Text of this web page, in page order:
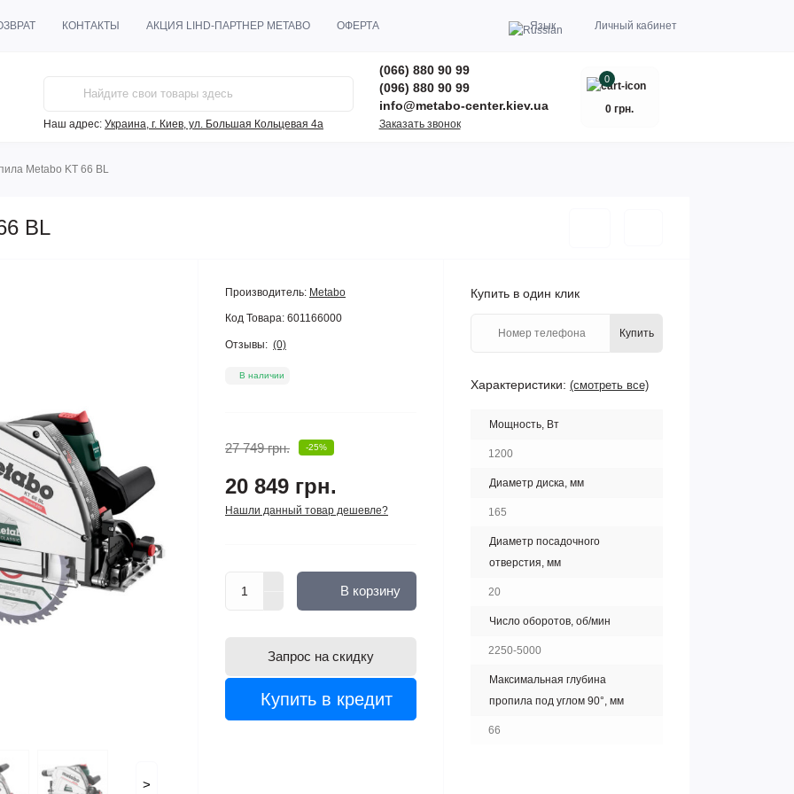
КОНТАКТЫ АКЦИЯ LIHD-ПАРТНЕР METABO ОФЕРТА Язык Личный кабинет
Наш адрес: Украина, г. Киев, ул. Большая Кольцевая 4а
(066) 880 90 99
(096) 880 90 99
info@metabo-center.kiev.ua
Заказать звонок
0
0 грн.
Metabo KT 66 BL
BL
>
Производитель: Metabo
Код Товара: 601166000
Отзывы: (0)
В наличии
27 749 грн. -25%
20 849 грн.
Нашли данный товар дешевле?
В корзину
Запрос на скидку
Купить в кредит
Купить в один клик
Купить
Характеристики: (смотреть все)
Мощность, Вт
1200
Диаметр диска, мм
165
Диаметр посадочного
отверстия, мм
20
Число оборотов, об/мин
2250-5000
Максимальная глубина
пропила под углом 90°, мм
66